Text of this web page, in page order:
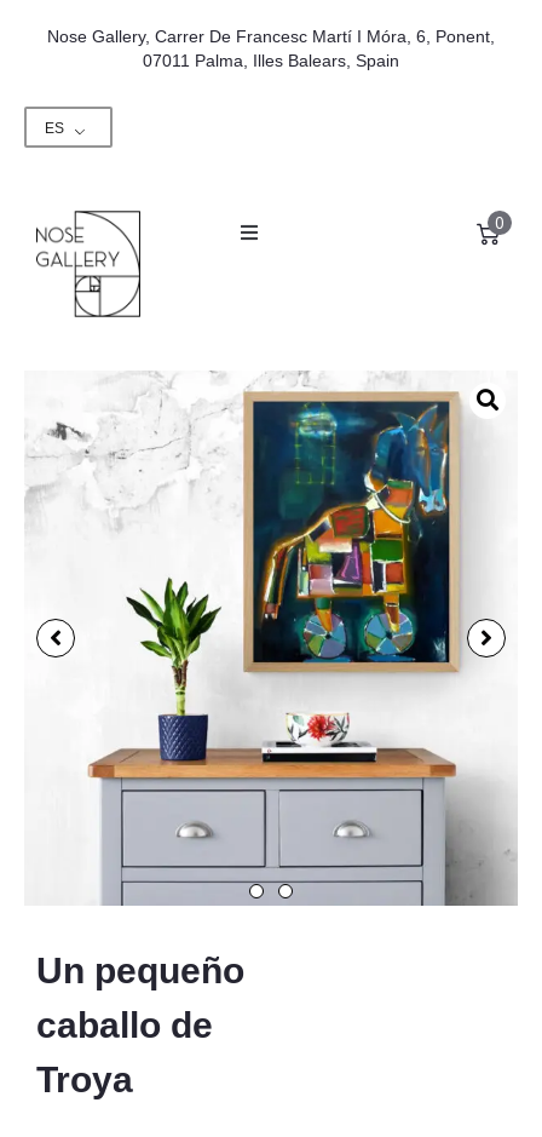
Nose Gallery, Carrer De Francesc Martí I Móra, 6, Ponent,
07011 Palma, Illes Balears, Spain
ES
0
Un pequeño
caballo de
Troya